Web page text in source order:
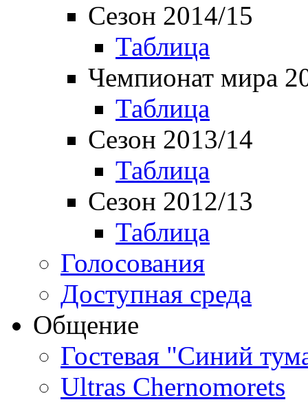
Сезон 2014/15
Таблица
Чемпионат мира
Таблица
Сезон 2013/14
Таблица
Сезон 2012/13
Таблица
Голосования
Доступная среда
Общение
Гостевая "Синий
Ultras Chernomorets